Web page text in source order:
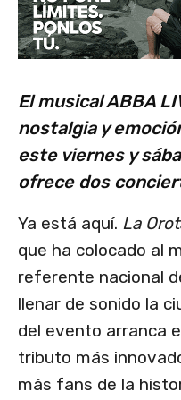
El musical ABBA
nostalgia y
este viernes y
ofrece dos
Ya está aquí. La
que ha colocado al
referente nacional
llenar de sonido la
del evento arranca
tributo más
más fans de la